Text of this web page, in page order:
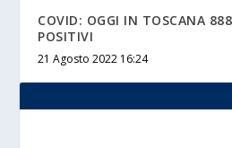
COVID: OGGI IN TOSCANA
POSITIVI
21 Agosto 2022 16:24